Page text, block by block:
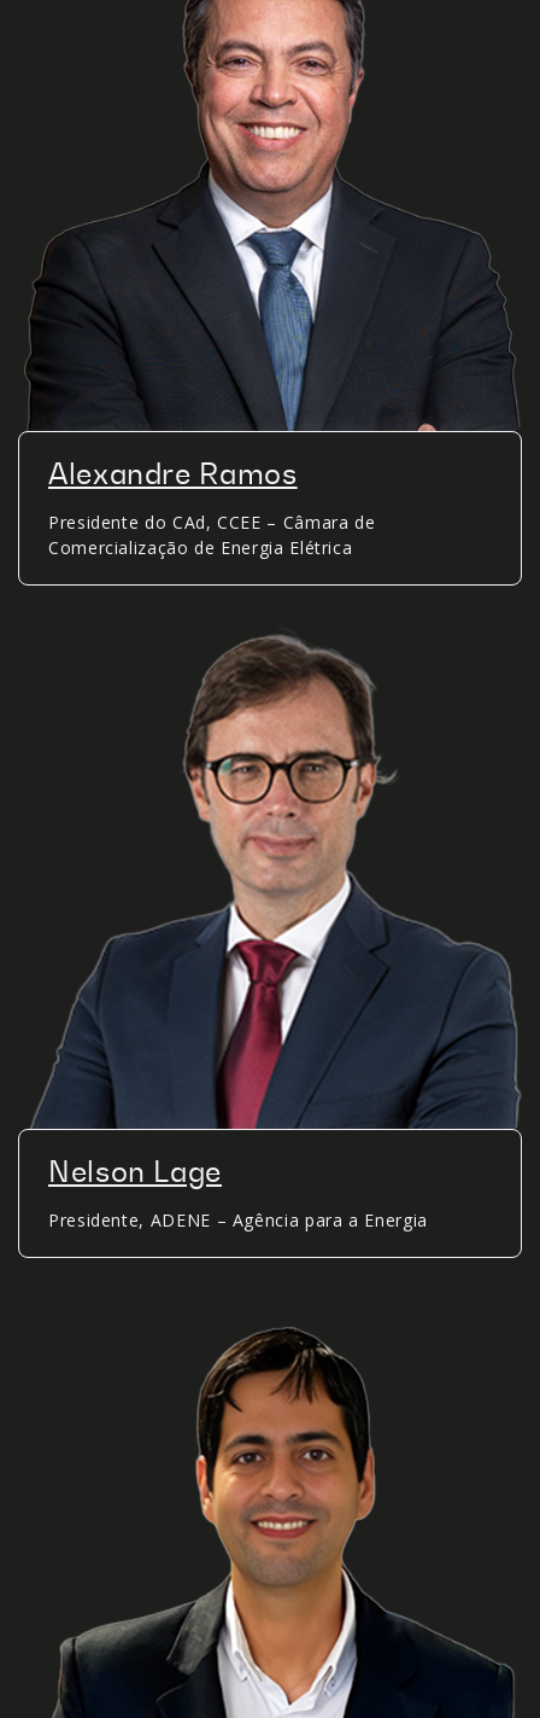
Alexandre Ramos
Presidente do CAd, CCEE – Câmara de
Comercialização de Energia Elétrica
Nelson Lage
Presidente, ADENE – Agência para a Energia